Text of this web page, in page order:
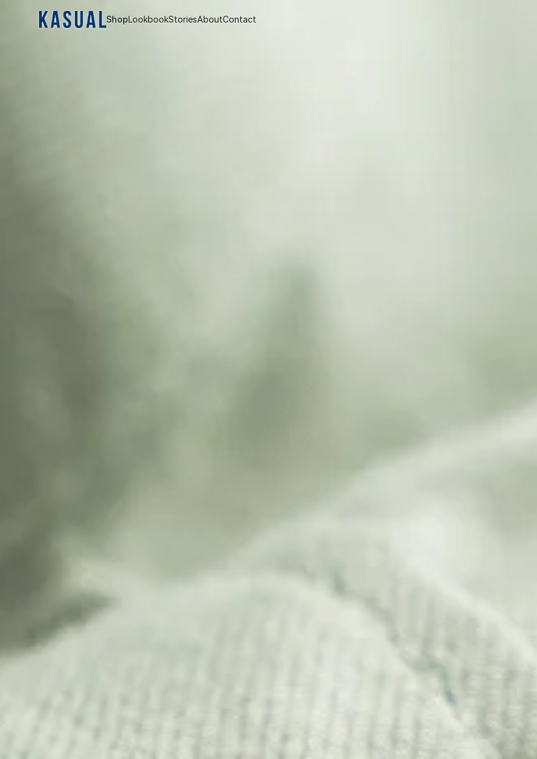
ShopLookbookStoriesAboutContact